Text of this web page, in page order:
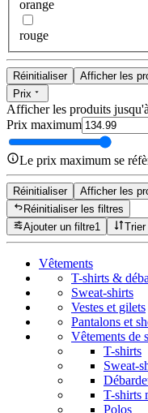
orange
rouge
Réinitialiser
Afficher les
Prix
Afficher les produits jusqu'à
Prix maximum
Le prix maximum se
Réinitialiser
Afficher les
Réinitialiser les filtres
Ajouter un filtre1 Trier
Vêtements
T-shirts &
Sweat-shirts
Vestes et gilets
Pantalons et
Vêtements de
T-shirts
Sweat-
T-shirts
Polos